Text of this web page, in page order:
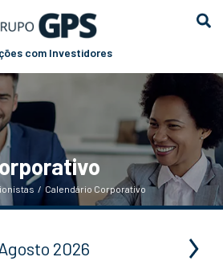
com Investidores
/ Calendário Corporativo
2026